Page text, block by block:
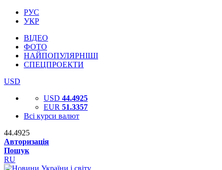
РУС
УКР
ВІДЕО
ФОТО
НАЙПОПУЛЯРНІШІ
СПЕЦПРОЕКТИ
USD
USD 44.4925
EUR 51.3357
Всі курси валют
44.4925
Авторизація
Пошук
RU